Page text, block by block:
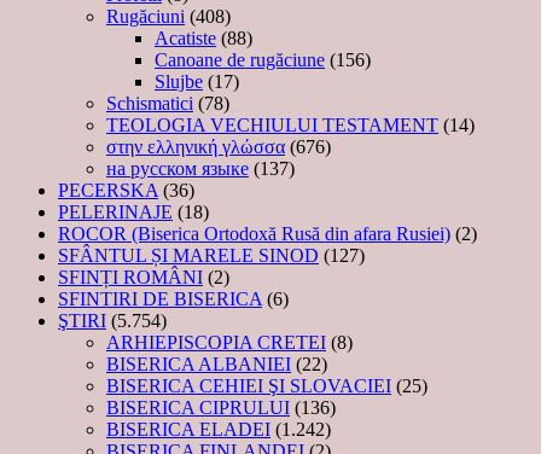
Rugăciuni (408)
Acatiste (88)
Canoane de rugăciune (156)
Slujbe (17)
Schismatici (78)
TEOLOGIA VECHIULUI TESTAMENT (14)
στην ελληνική γλώσσα (676)
на русском языке (137)
PECERSKA (36)
PELERINAJE (18)
ROCOR (Biserica Ortodoxă Rusă din afara Rusiei) (2)
SFÂNTUL ȘI MARELE SINOD (127)
SFINȚI ROMÂNI (2)
SFINTIRI DE BISERICA (6)
ŞTIRI (5.754)
ARHIEPISCOPIA CRETEI (8)
BISERICA ALBANIEI (22)
BISERICA CEHIEI ŞI SLOVACIEI (25)
BISERICA CIPRULUI (136)
BISERICA ELADEI (1.242)